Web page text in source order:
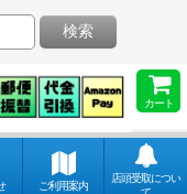
カート
検索
ご利用案内
店頭受取につい